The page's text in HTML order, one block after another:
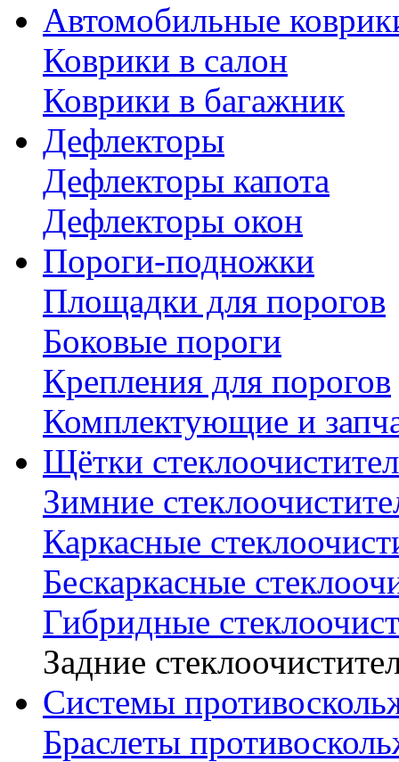
Автомобильные
Коврики в салон
Коврики в багажник
Дефлекторы
Дефлекторы капота
Дефлекторы окон
Пороги-подножки
Площадки для порогов
Боковые пороги
Крепления для порогов
Комплектующие и
Щётки
Зимние
Каркасные
Бескаркасные
Гибридные
Задние
Системы
Браслеты